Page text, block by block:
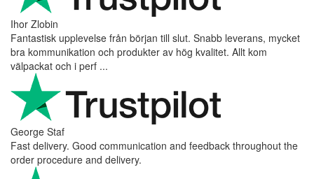
Ihor Zlobin
Fantastisk upplevelse från början till slut. Snabb leverans, mycket
bra kommunikation och produkter av hög kvalitet. Allt kom
välpackat och i perf ...
George Staf
Fast delivery. Good communication and feedback throughout the
order procedure and delivery.